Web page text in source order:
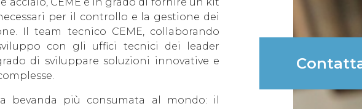
per il controllo e la gestione dei
Il team tecnico CEME, collaborando
con gli uffici tecnici dei leader
di sviluppare soluzioni innovative e
bevanda più consumata al mondo: il